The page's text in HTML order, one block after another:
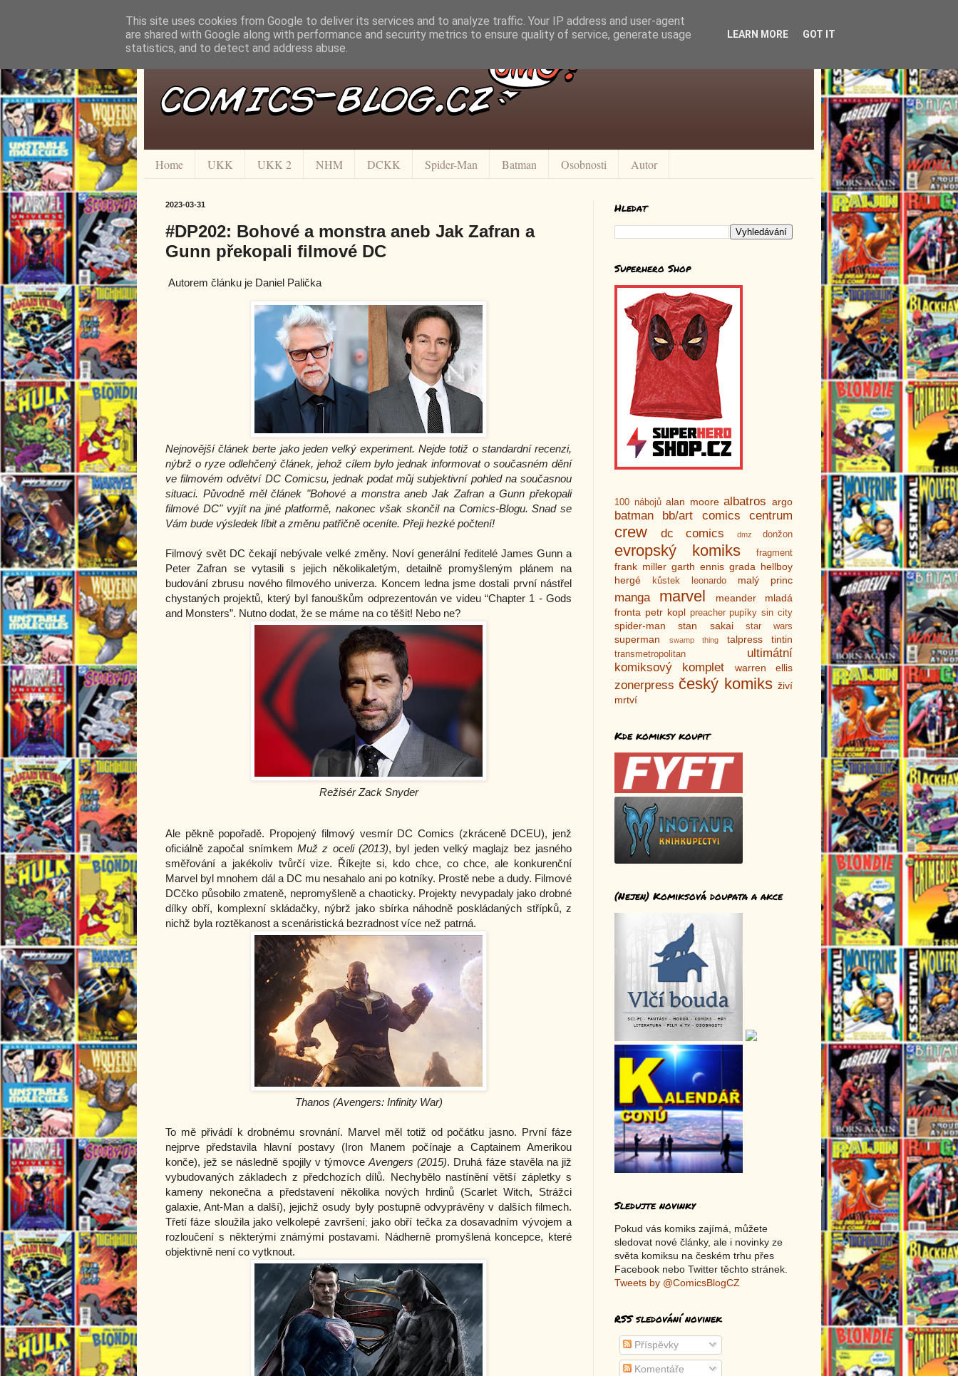
Home UKK UKK 2 NHM DCKK Spider-Man Batman Osobnosti Autor
2023-03-31
#DP202: Bohové a monstra aneb Jak Zafran a
Gunn překopali filmové DC
Autorem článku je Daniel Palička
Nejnovější článek berte jako jeden velký experiment. Nejde totiž o standardní recenzi,
nýbrž o ryze odlehčený článek, jehož cílem bylo jednak informovat o současném dění
ve filmovém odvětví DC Comicsu, jednak podat můj subjektivní pohled na současnou
situaci. Původně měl článek "Bohové a monstra aneb Jak Zafran a Gunn překopali
filmové DC" vyjít na jiné platformě, nakonec však skončil na Comics-Blogu. Snad se
Vám bude výsledek líbit a změnu patřičně oceníte. Přeji hezké počtení!
Filmový svět DC čekají nebývale velké změny. Noví generální ředitelé James Gunn a
Peter Zafran se vytasili s jejich několikaletým, detailně promyšleným plánem na
budování zbrusu nového filmového univerza. Koncem ledna jsme dostali první nástřel
chystaných projektů, který byl fanouškům odprezentován ve videu “Chapter 1 - Gods
and Monsters”. Nutno dodat, že se máme na co těšit! Nebo ne?
Režisér Zack Snyder
Ale pěkně popořadě. Propojený filmový vesmír DC Comics (zkráceně DCEU), jenž
oficiálně započal snímkem Muž z oceli (2013), byl jeden velký maglajz bez jasného
směřování a jakékoliv tvůrčí vize. Říkejte si, kdo chce, co chce, ale konkurenční
Marvel byl mnohem dál a DC mu nesahalo ani po kotníky. Prostě nebe a dudy. Filmové
DCčko působilo zmateně, nepromyšleně a chaoticky. Projekty nevypadaly jako drobné
dílky obří, komplexní skládačky, nýbrž jako sbírka náhodně poskládaných střípků, z
nichž byla roztěkanost a scenáristická bezradnost více než patrná.
Thanos (Avengers: Infinity War)
To mě přivádí k drobnému srovnání. Marvel měl totiž od počátku jasno. První fáze
nejprve představila hlavní postavy (Iron Manem počínaje a Captainem Amerikou
konče), jež se následně spojily v týmovce Avengers (2015). Druhá fáze stavěla na již
vybudovaných základech z předchozích dílů. Nechybělo nastínění větší zápletky s
kameny nekonečna a představení několika nových hrdinů (Scarlet Witch, Strážci
galaxie, Ant-Man a další), jejichž osudy byly postupně odvyprávěny v dalších filmech.
Třetí fáze sloužila jako velkolepé završení; jako obří tečka za dosavadním vývojem a
rozloučení s některými známými postavami. Nádherně promyšlená koncepce, které
objektivně není co vytknout.
Hledat
Superhero Shop
100 nábojů alan moore albatros argo
batman bb/art comics centrum
crew dc comics dmz donžon
evropský komiks fragment
frank miller garth ennis grada hellboy
hergé
kůstek leonardo malý princ
manga marvel meander
mladá
fronta petr kopl preacher pupíky sin city
spider-man stan sakai star wars
superman swamp thing talpress tintin
transmetropolitan
ultimátní
komiksový komplet
warren ellis
zonerpress český komiks živí
mrtví
Kde komiksy koupit
(Nejen) Komiksová doupata a akce
Sledujte novinky
Pokud vás komiks zajímá, můžete
sledovat nové články, ale i novinky ze
světa komiksu na českém trhu přes
Facebook nebo Twitter těchto stránek.
Tweets by @ComicsBlogCZ
RSS sledování novinek
Příspěvky
Komentáře
This site uses cookies from Google to deliver its services and to analyze traffic. Your IP address and user-agent
are shared with Google along with performance and security metrics to ensure quality of service, generate usage
statistics, and to detect and address abuse.
LEARN MORE GOT IT